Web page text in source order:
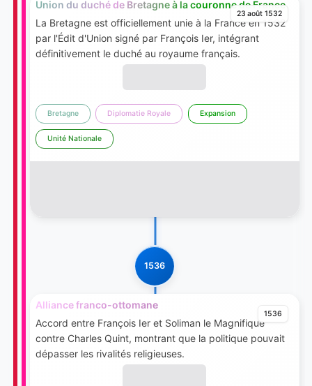
23 août 1532
Union du duché de Bretagne à la couronne de France
La Bretagne est officiellement unie à la France en 1532
par l'Édit d'Union signé par François Ier, intégrant
définitivement le duché au royaume français.
Bretagne Diplomatie Royale Expansion
Unité Nationale
1536
1536
Alliance franco-ottomane
Accord entre François Ier et Soliman le Magnifique
contre Charles Quint, montrant que la politique pouvait
dépasser les rivalités religieuses.